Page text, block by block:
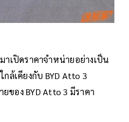
าเปิดราคาจำหน่ายอย่างเป็น
กล้เคียงกับ BYD Atto 3
ของ BYD Atto 3 มีราคา